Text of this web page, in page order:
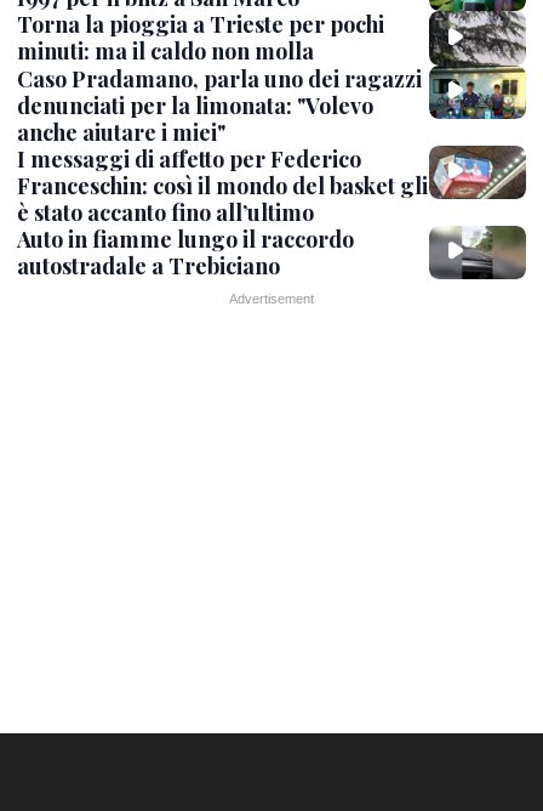
Torna la pioggia a Trieste per pochi
minuti: ma il caldo non molla
Caso Pradamano, parla uno dei ragazzi
denunciati per la limonata: "Volevo
anche aiutare i miei"
I messaggi di affetto per Federico
Franceschin: così il mondo del basket gli
è stato accanto fino all’ultimo
Auto in fiamme lungo il raccordo
autostradale a Trebiciano